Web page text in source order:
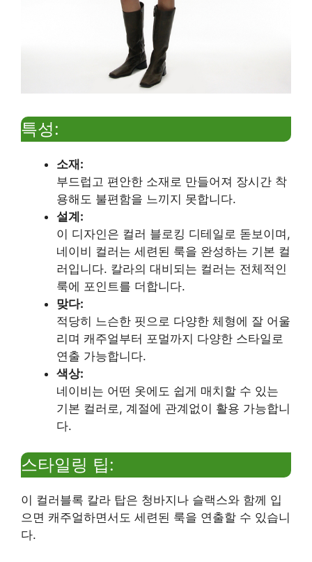
특성:
소재:
부드럽고 편안한 소재로 만들어져 장시간 착
용해도 불편함을 느끼지 못합니다.
설계:
이 디자인은 컬러 블로킹 디테일로 돋보이며,
네이비 컬러는 세련된 룩을 완성하는 기본 컬
러입니다. 칼라의 대비되는 컬러는 전체적인
룩에 포인트를 더합니다.
맞다:
적당히 느슨한 핏으로 다양한 체형에 잘 어울
리며 캐주얼부터 포멀까지 다양한 스타일로
연출 가능합니다.
색상:
네이비는 어떤 옷에도 쉽게 매치할 수 있는
기본 컬러로, 계절에 관계없이 활용 가능합니
다.
스타일링 팁:
이 컬러블록 칼라 탑은 청바지나 슬랙스와 함께 입
으면 캐주얼하면서도 세련된 룩을 연출할 수 있습니
다.